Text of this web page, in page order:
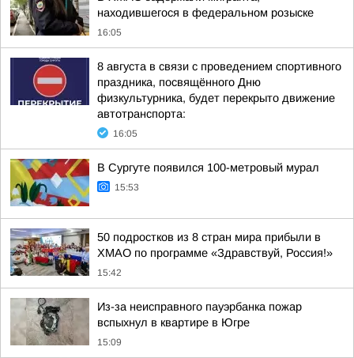
находившегося в федеральном розыске
16:05
8 августа в связи с проведением спортивного
праздника, посвящённого Дню
физкультурника, будет перекрыто движение
автотранспорта:
16:05
В Сургуте появился 100-метровый мурал
15:53
50 подростков из 8 стран мира прибыли в
ХМАО по программе «Здравствуй, Россия!»
15:42
Из-за неисправного пауэрбанка пожар
вспыхнул в квартире в Югре
15:09